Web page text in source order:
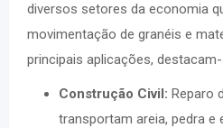
diversos setores da economia
movimentação de granéis e
principais aplicações,
Construção Civil: Reparo
transportam areia, pedra e